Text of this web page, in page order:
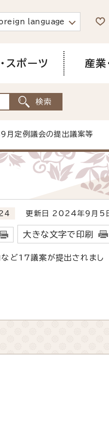
language
スポーツ 産業
月定例議会の提出議案等
更新日 2024年9月5
大きな文字で印刷
ど17議案が提出されまし